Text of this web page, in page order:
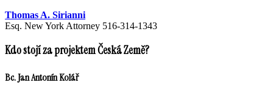
Thomas A. Sirianni
Esq. New York Attorney 516-314-1343
Kdo stojí za projektem Česká Země?
Bc. Jan Antonín Kolář